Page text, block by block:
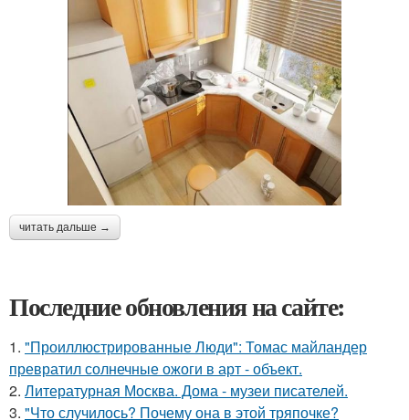
читать дальше →
Последние обновления на сайте:
1. "Проиллюстрированные Люди": Томас майландер
превратил солнечные ожоги в арт - объект.
2. Литературная Москва. Дома - музеи писателей.
3. "Что случилось? Почему она в этой тряпочке?